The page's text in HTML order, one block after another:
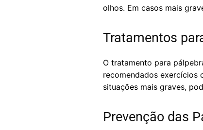
olhos. Em casos mais
Tratamentos
O tratamento para
recomendados exercícios
situações mais graves,
Prevenção das